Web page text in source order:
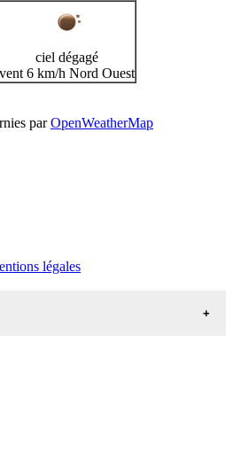
ciel dégagé
vent 6 km/h Nord Ouest
parOpenWeatherMap
légales